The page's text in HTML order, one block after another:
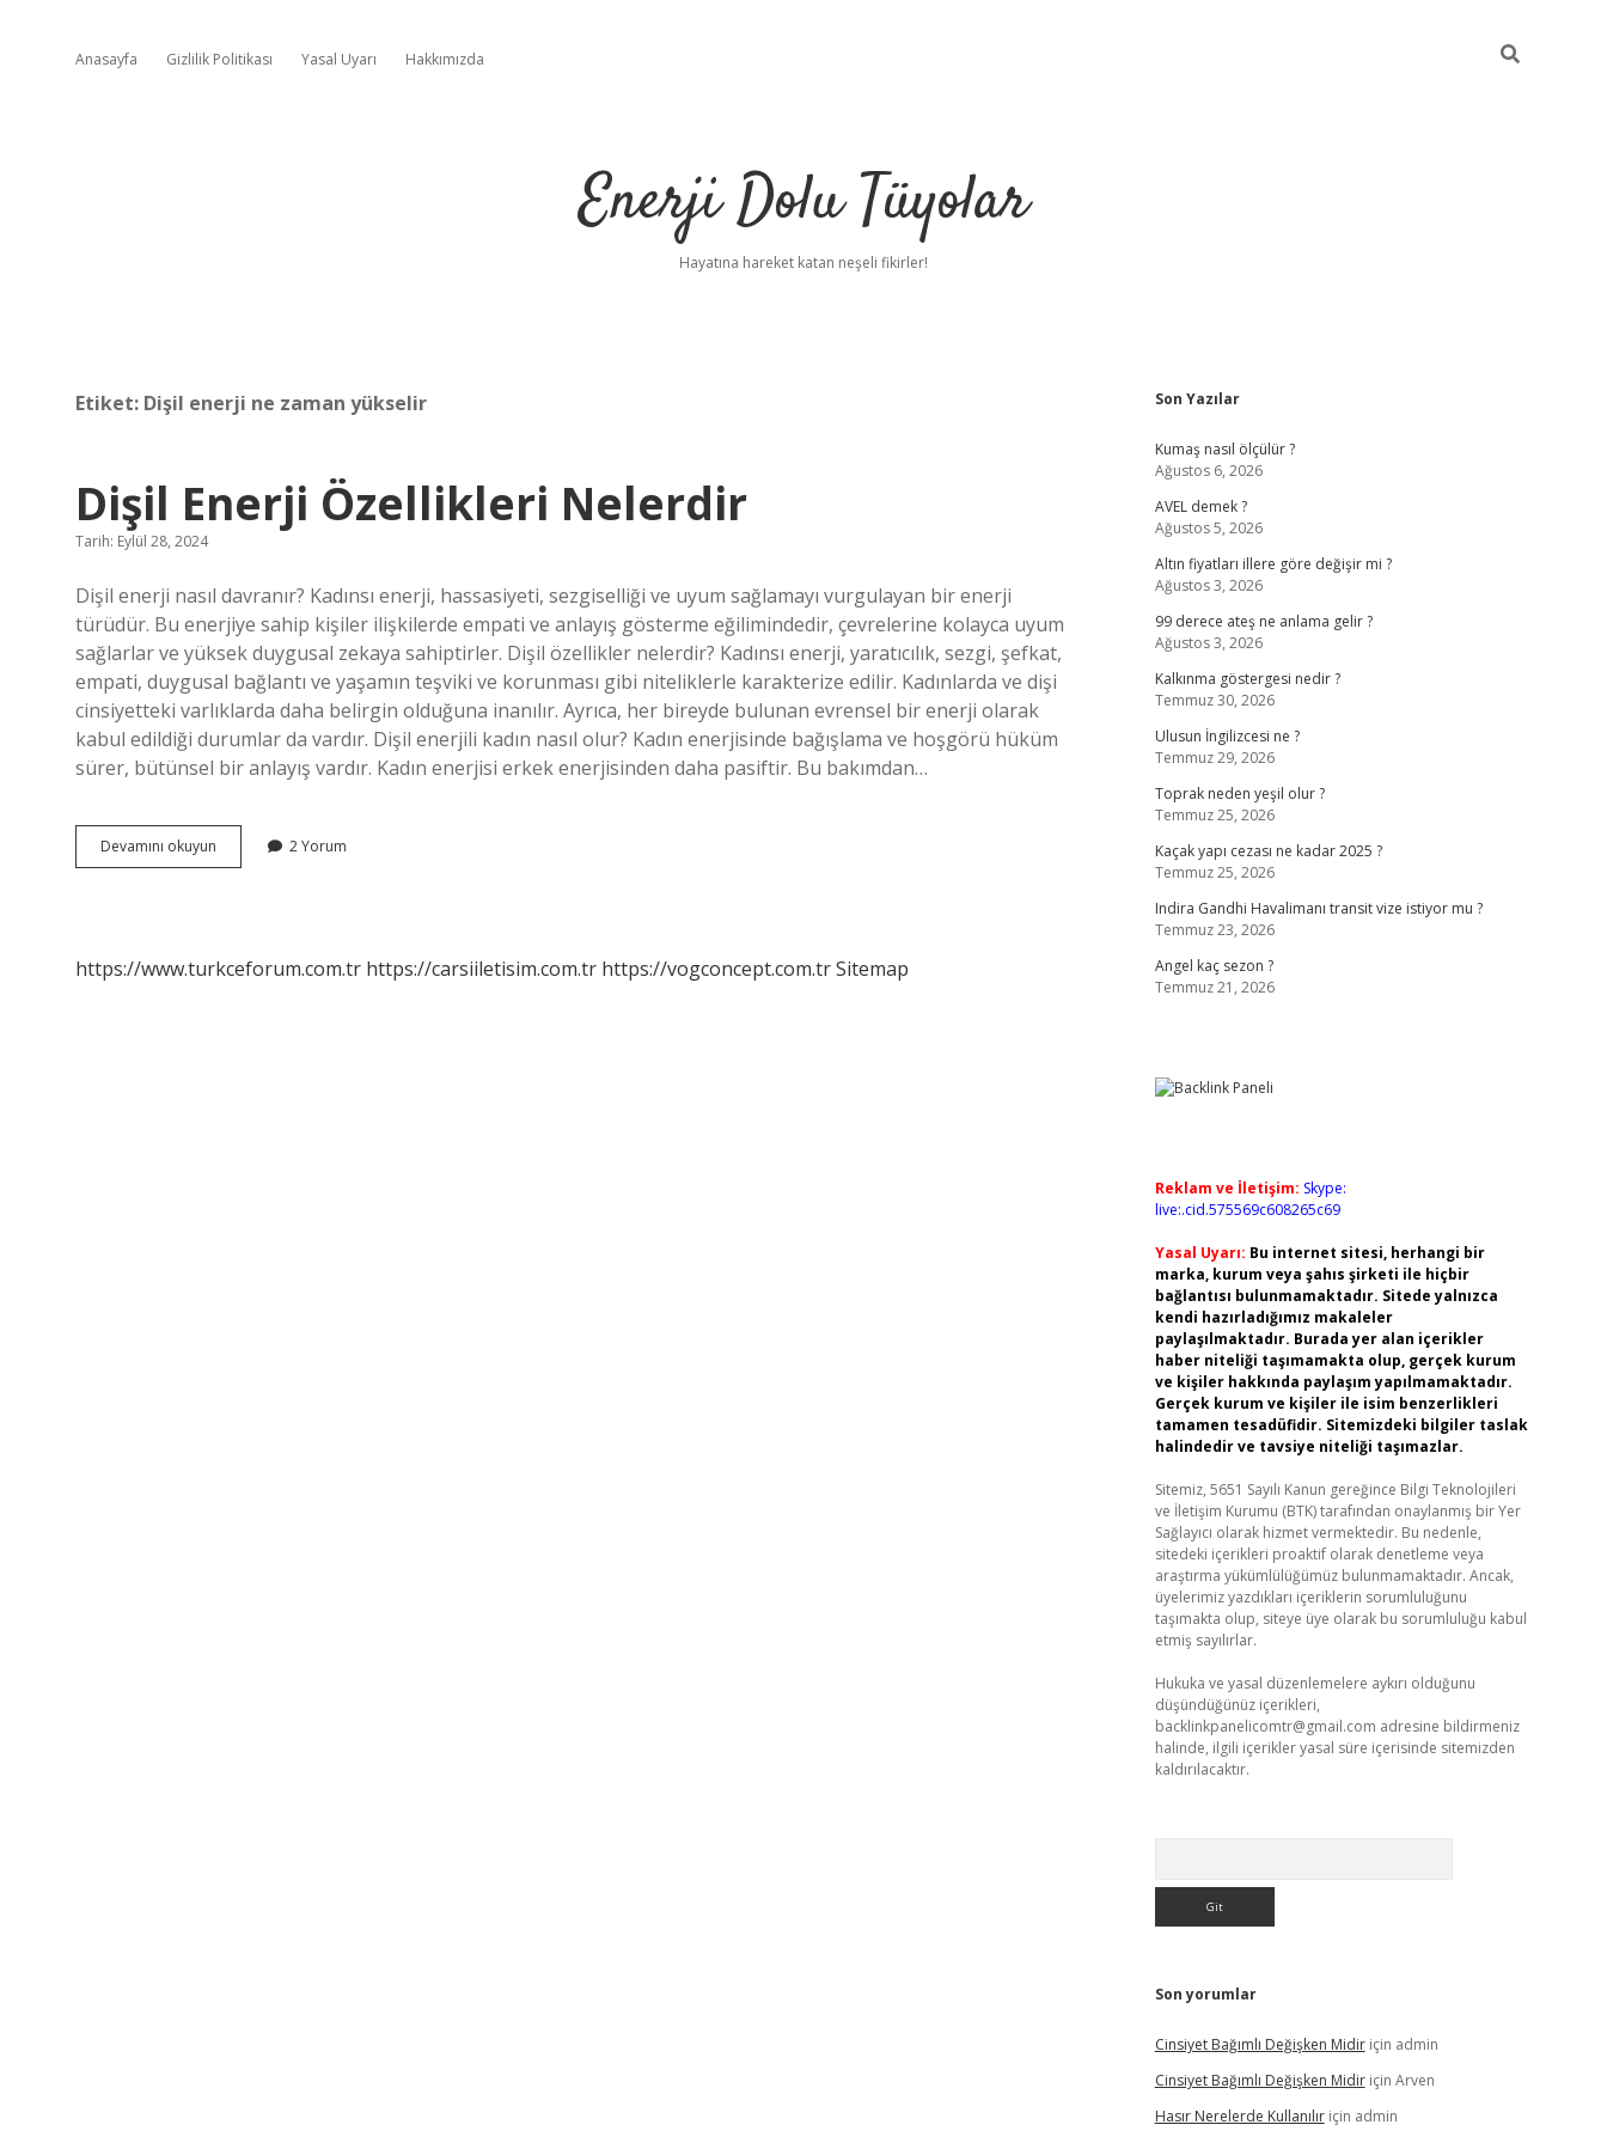
Anasayfa Gizlilik Politikası Yasal Uyarı Hakkımızda
Enerji Dolu Tüyolar
Hayatına hareket katan neşeli fikirler!
Etiket: Dişil enerji ne zaman yükselir
Dişil Enerji Özellikleri Nelerdir
Tarih: Eylül 28, 2024
Dişil enerji nasıl davranır? Kadınsı enerji, hassasiyeti, sezgiselliği ve uyum sağlamayı vurgulayan bir enerji
türüdür. Bu enerjiye sahip kişiler ilişkilerde empati ve anlayış gösterme eğilimindedir, çevrelerine kolayca uyum
sağlarlar ve yüksek duygusal zekaya sahiptirler. Dişil özellikler nelerdir? Kadınsı enerji, yaratıcılık, sezgi, şefkat,
empati, duygusal bağlantı ve yaşamın teşviki ve korunması gibi niteliklerle karakterize edilir. Kadınlarda ve dişi
cinsiyetteki varlıklarda daha belirgin olduğuna inanılır. Ayrıca, her bireyde bulunan evrensel bir enerji olarak
kabul edildiği durumlar da vardır. Dişil enerjili kadın nasıl olur? Kadın enerjisinde bağışlama ve hoşgörü hüküm
sürer, bütünsel bir anlayış vardır. Kadın enerjisi erkek enerjisinden daha pasiftir. Bu bakımdan…
Devamını okuyun
Enerji
2 Yorum
https://www.turkceforum.com.tr https://carsiiletisim.com.tr https://vogconcept.com.trSitemap
Sidebar
Son Yazılar
Kumaş nasıl ölçülür ?
Ağustos 6, 2026
AVEL demek ?
Ağustos 5, 2026
Altın fiyatları illere göre değişir mi ?
Ağustos 3, 2026
99 derece ateş ne anlama gelir ?
Ağustos 3, 2026
Kalkınma göstergesi nedir ?
Temmuz 30, 2026
Ulusun İngilizcesi ne ?
Temmuz 29, 2026
Toprak neden yeşil olur ?
Temmuz 25, 2026
Kaçak yapı cezası ne kadar 2025 ?
Temmuz 25, 2026
Indira Gandhi Havalimanı transit vize istiyor mu ?
Temmuz 23, 2026
Angel kaç sezon ?
Temmuz 21, 2026
Reklam ve İletişim: Skype:
live:.cid.575569c608265c69
Yasal Uyarı: Bu internet sitesi, herhangi bir
marka, kurum veya şahıs şirketi ile hiçbir
bağlantısı bulunmamaktadır. Sitede yalnızca
kendi hazırladığımız makaleler
paylaşılmaktadır. Burada yer alan içerikler
haber niteliği taşımamakta olup, gerçek kurum
ve kişiler hakkında paylaşım yapılmamaktadır.
Gerçek kurum ve kişiler ile isim benzerlikleri
tamamen tesadüfidir. Sitemizdeki bilgiler taslak
halindedir ve tavsiye niteliği taşımazlar.
Sitemiz, 5651 Sayılı Kanun gereğince Bilgi Teknolojileri
ve İletişim Kurumu (BTK) tarafından onaylanmış bir Yer
Sağlayıcı olarak hizmet vermektedir. Bu nedenle,
sitedeki içerikleri proaktif olarak denetleme veya
araştırma yükümlülüğümüz bulunmamaktadır. Ancak,
üyelerimiz yazdıkları içeriklerin sorumluluğunu
taşımakta olup, siteye üye olarak bu sorumluluğu kabul
etmiş sayılırlar.
Hukuka ve yasal düzenlemelere aykırı olduğunu
düşündüğünüz içerikleri,
backlinkpanelicomtr@gmail.com adresine bildirmeniz
halinde, ilgili içerikler yasal süre içerisinde sitemizden
kaldırılacaktır.
Son yorumlar
Cinsiyet Bağımlı Değişken Midiriçin admin
Cinsiyet Bağımlı Değişken Midiriçin Arven
Hasır Nerelerde Kullanılıriçin admin